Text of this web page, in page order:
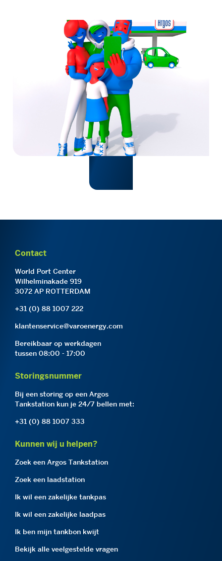
Contact
World Port Center
Wilhelminakade 919
3072 AP ROTTERDAM
+31 (0) 88 1007 222
klantenservice@varoenergy.com
Bereikbaar op werkdagen
tussen 08:00 - 17:00
Storingsnummer
Bij een storing op een Argos
Tankstation kun je 24/7 bellen met:
+31 (0) 88 1007 333
Kunnen wij u helpen?
Zoek een Argos Tankstation
Zoek een laadstation
Ik wil een zakelijke tankpas
Ik wil een zakelijke laadpas
Ik ben mijn tankbon kwijt
Bekijk alle veelgestelde vragen